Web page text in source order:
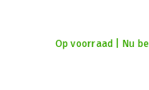
Op voorraad | Nu